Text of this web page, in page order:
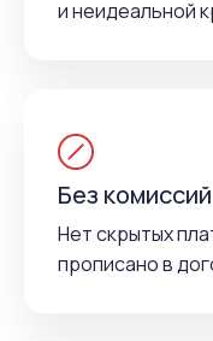
и неидеальной
Без комиссий
Нет скрытых
прописано в